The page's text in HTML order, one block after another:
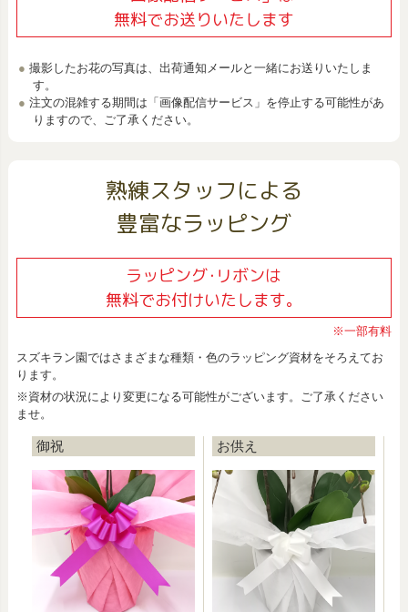
無料でお送りいたします
撮影したお花の写真は、出荷通知メールと一緒にお送りいたしま
す。
注文の混雑する期間は「画像配信サービス」を停止する可能性があ
りますので、ご了承ください。
熟練スタッフによる
豊富なラッピング
ラッピング･リボンは
無料でお付けいたします。
※一部有料
スズキラン園ではさまざまな種類・色のラッピング資材をそろえてお
ります。
※資材の状況により変更になる可能性がございます。ご了承ください
ませ。
御祝 お供え